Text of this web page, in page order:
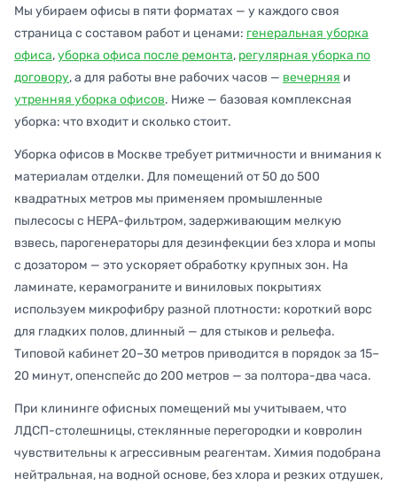
Мы убираем офисы в пяти форматах — у каждого своя
страница с составом работ и ценами: генеральная уборка
офиса,уборка офиса после ремонта, регулярная уборка по
договору, а для работы вне рабочих часов — вечерняя и
утренняя уборка офисов. Ниже — базовая комплексная
уборка: что входит и сколько стоит.
Уборка офисов в Москве требует ритмичности и внимания к
материалам отделки. Для помещений от 50 до 500
квадратных метров мы применяем промышленные
пылесосы с HEPA-фильтром, задерживающим мелкую
взвесь, парогенераторы для дезинфекции без хлора и мопы
с дозатором — это ускоряет обработку крупных зон. На
ламинате, керамограните и виниловых покрытиях
используем микрофибру разной плотности: короткий ворс
для гладких полов, длинный — для стыков и рельефа.
Типовой кабинет 20–30 метров приводится в порядок за 15–
20 минут, опенспейс до 200 метров — за полтора-два часа.
При клининге офисных помещений мы учитываем, что
ЛДСП-столешницы, стеклянные перегородки и ковролин
чувствительны к агрессивным реагентам. Химия подобрана
нейтральная, на водной основе, без хлора и резких отдушек,